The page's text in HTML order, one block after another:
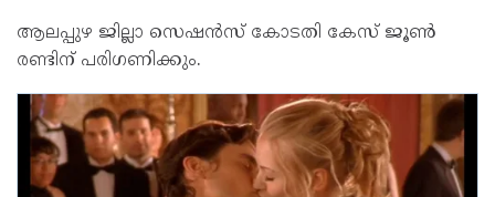
ആലപ്പുഴ ജില്ലാ സെഷന്‍സ് കോടതി കേസ് ജൂണ്‍
രണ്ടിന് പരിഗണിക്കും.